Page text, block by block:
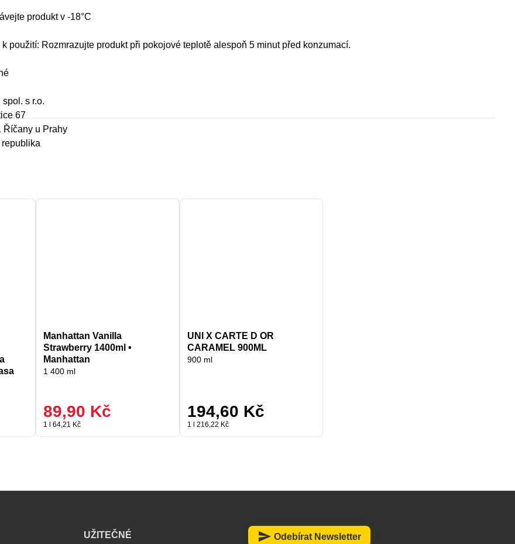
produkt v -18°C
k použití: Rozmrazujte produkt při pokojové teplotě alespoň 5 minut před konzumací.
spol. s r.o.
67
Říčany u Prahy
Manhattan Vanilla
Strawberry 1400ml •
Manhattan
1 400 ml
89,90 Kč
1 l 64,21 Kč
UNI X CARTE D OR
CARAMEL 900ML
900 ml
194,60 Kč
1 l 216,22 Kč
UŽITEČNÉ send Odebírat Newsletter